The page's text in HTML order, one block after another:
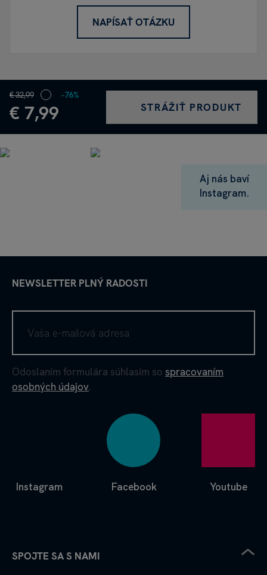
NAPÍSAŤ OTÁZKU
€ 32,99
€ 7,99
−76%
STRÁŽIŤ PRODUKT
Aj nás baví
Instagram.
NEWSLETTER PLNÝ RADOSTI
Odoslaním formulára súhlasím so spracovaním
osobných údajov.
Facebook
Instagram Youtube
SPOJTE SA S NAMI